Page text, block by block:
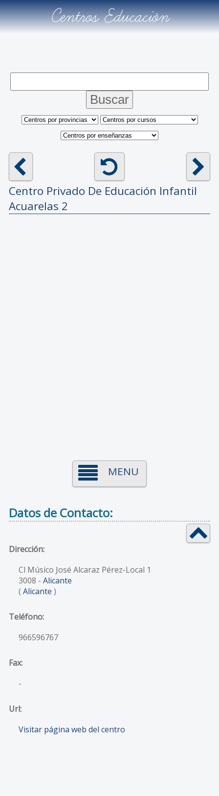
Centros Educación
Centro Privado De Educación Infantil
Acuarelas 2
MENU
Datos de Contacto:
Dirección:
Cl Músico José Alcaraz Pérez-Local 1
3008 - Alicante
( Alicante )
Teléfono:
966596767
Fax:
-
Url:
Visitar página web del centro